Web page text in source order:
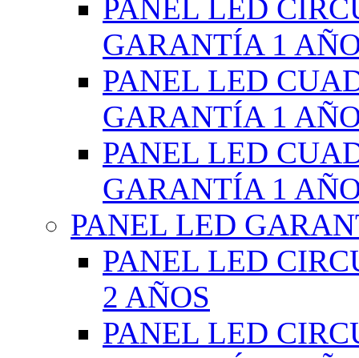
PANEL LED
GARANTÍA 1
PANEL LED
GARANTÍA 1
PANEL LED
GARANTÍA 1
PANEL LED
PANEL LED
2 AÑOS
PANEL LED